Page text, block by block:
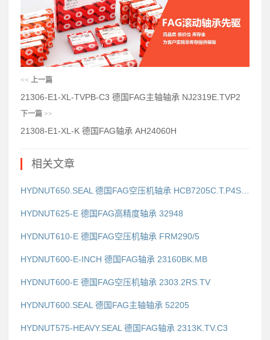
<< 上一篇
21306-E1-XL-TVPB-C3 德国FAG主轴轴承 NJ2319E.TVP2
下一篇 >>
21308-E1-XL-K 德国FAG轴承 AH24060H
相关文章
HYDNUT625-E 德国FAG高精度轴承 32948
HYDNUT610-E 德国FAG空压机轴承 FRM290/5
HYDNUT600-E-INCH 德国FAG轴承 23160BK.MB
HYDNUT600-E 德国FAG空压机轴承 2303.2RS.TV
HYDNUT600.SEAL 德国FAG主轴轴承 52205
HYDNUT575-HEAVY.SEAL 德国FAG轴承 2313K.TV.C3